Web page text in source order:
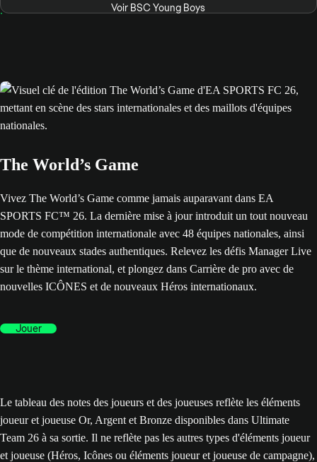
Voir BSC Young Boys
The World’s Game
Vivez The World’s Game comme jamais auparavant dans EA
SPORTS FC™ 26. La dernière mise à jour introduit un tout nouveau
mode de compétition internationale avec 48 équipes nationales, ainsi
que de nouveaux stades authentiques. Relevez les défis Manager Live
sur le thème international, et plongez dans Carrière de pro avec de
nouvelles ICÔNES et de nouveaux Héros internationaux.
Jouer
Le tableau des notes des joueurs et des joueuses reflète les éléments
joueur et joueuse Or, Argent et Bronze disponibles dans Ultimate
Team 26 à sa sortie. Il ne reflète pas les autres types d'éléments joueur
et joueuse (Héros, Icônes ou éléments joueur et joueuse de campagne),